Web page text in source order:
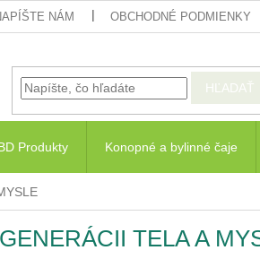
NÁM OBCHODNÉ PODMIENKY
HĽADAŤ
Produkty Konopné a bylinné čaje
TELA A